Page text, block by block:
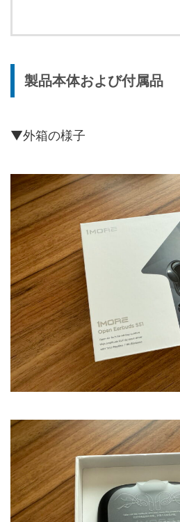
製品本体および付属品
▼外箱の様子